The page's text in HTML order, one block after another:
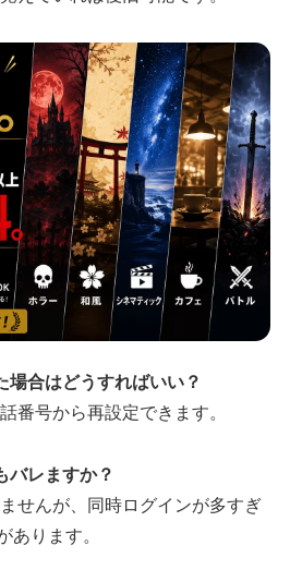
場合はどうすればいい？
番号から再設定できます。
バレますか？
せんが、同時ログインが多すぎ
あります。